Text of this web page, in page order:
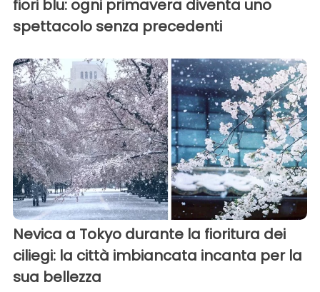
fiori blu: ogni primavera diventa uno
spettacolo senza precedenti
Nevica a Tokyo durante la fioritura dei
ciliegi: la città imbiancata incanta per la
sua bellezza